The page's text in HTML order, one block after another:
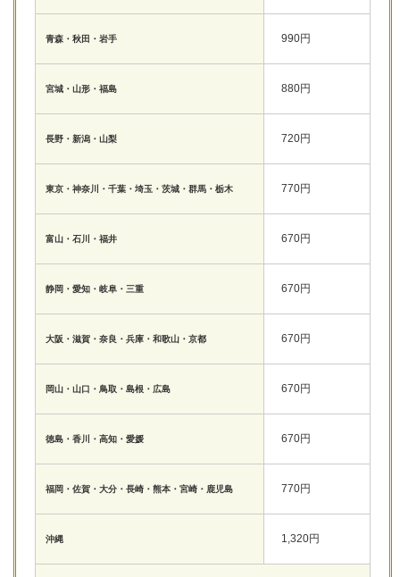
青森・秋田・岩手 990円
宮城・山形・福島 880円
長野・新潟・山梨 720円
東京・神奈川・千葉・埼玉・茨城・群馬・栃木 770円
富山・石川・福井 670円
静岡・愛知・岐阜・三重 670円
大阪・滋賀・奈良・兵庫・和歌山・京都 670円
岡山・山口・鳥取・島根・広島 670円
徳島・香川・高知・愛媛 670円
福岡・佐賀・大分・長崎・熊本・宮崎・鹿児島 770円
沖縄 1,320円